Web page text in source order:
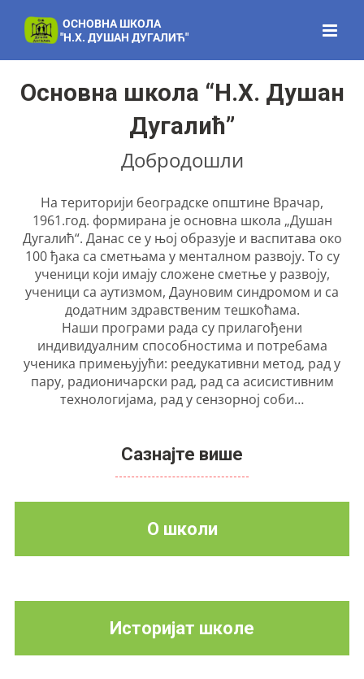
content
Основна школа “Н.Х. Душан
Дугалић”
Добродошли
На територији београдске општине Врачар,
1961.год. формирана је основна школа „Душан
Дугалић“. Данас се у њој образује и васпитава око
100 ђака са сметњама у менталном развоју. То су
ученици који имају сложене сметње у развоју,
ученици са аутизмом, Дауновим синдромом и са
додатним здравственим тешкоћама.
Наши програми рада су прилагођени
индивидуалним способностима и потребама
ученика примењујући: реедукативни метод, рад у
пару, радионичарски рад, рад са асисистивним
технологијама, рад у сензорној соби…
Сазнајте више
О школи
Историјат школе